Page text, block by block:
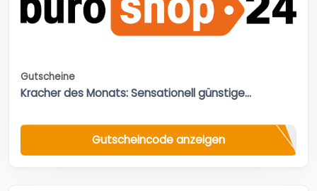
Gutscheine
Kracher des Monats: Sensationell günstige...
Gutscheincode anzeigen